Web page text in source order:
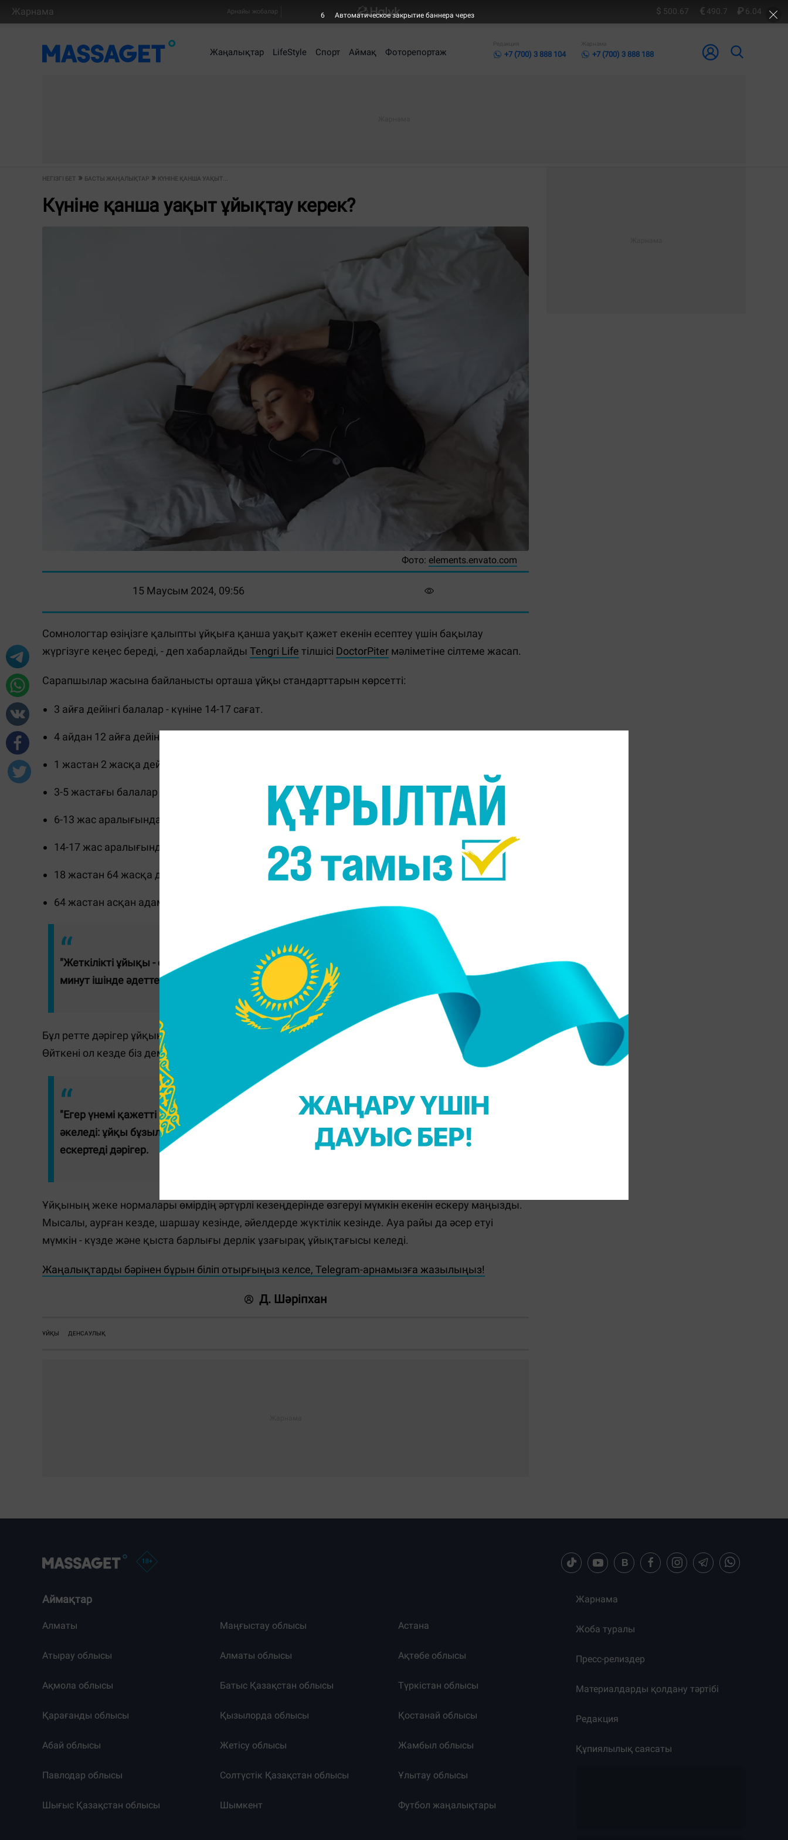
Жарнама Арнайы жобалар 500.67 490.7 6.04
Жаңалықтар LifeStyle Спорт Аймақ Фоторепортаж
Редакция
+7 (700) 3 888 104
Жарнама
+7 (700) 3 888 188
НЕГІЗГІ БЕТ БАСТЫ ЖАҢАЛЫҚТАР КҮНІНЕ ҚАНША УАҚЫТ...
Күніне қанша уақыт ұйықтау керек?
Фото: elements.envato.com
15 Маусым 2024, 09:56
Сомнологтар өзіңізге қалыпты ұйқыға қанша уақыт қажет екенін есептеу үшін бақылау
жүргізуге кеңес береді, - деп хабарлайды Tengri Life тілшісі DoctorPiter мәліметіне сілтеме жасап.
Сарапшылар жасына байланысты орташа ұйқы стандарттарын көрсетті:
3 айға дейінгі балалар - күніне 14-17 сағат.
4 айдан 12 айға дейінгі балалар - 12-15 сағат.
1 жастан 2 жасқа дейінгі балалар – 11-14 сағат.
3-5 жастағы балалар - 10-13 сағат.
6-13 жас аралығындағы балалар - 9-11 сағат.
14-17 жас аралығындағы жасөспірімдер – 8-10 сағат.
18 жастан 64 жасқа дейінгі ересектер - 7-9 сағат.
64 жастан асқан адамдар – 7-8 сағат.
"Жеткілікті ұйықы - ол кешке 15 минут ішінде ұйықтап кету және таңертең оянғанда 15
минут ішінде әдеттегі іс-әрекеттерге қосылып кету", - дейді сомнологтар.
Бұл ретте дәрігер ұйқының нормасын демалыс кезінде анықтауға тырыспауға кеңес береді.
Өйткені ол кезде біз демаламыз және төсекте қажет болғаннан көп уақыт өткізгіміз келеді.
"Егер үнемі қажетті мөлшерден ұзағырақ ұйықтасаңыз, бұл ұйқы сапасының төмендеуіне
әкеледі: ұйқы бұзылады, содан кейін созылмалы ұйқысыздық пайда болады", - деп
ескертеді дәрігер.
Ұйқының жеке нормалары өмірдің әртүрлі кезеңдерінде өзгеруі мүмкін екенін ескеру маңызды.
Мысалы, аурған кезде, шаршау кезінде, әйелдерде жүктілік кезінде. Ауа райы да әсер етуі
мүмкін - күзде және қыста барлығы дерлік ұзағырақ ұйықтағысы келеді.
Жаңалықтарды бәрінен бұрын біліп отырғыңыз келсе, Telegram-арнамызға жазылыңыз!
Д. Шәріпхан
ҰЙҚЫ ДЕНСАУЛЫҚ
Аймақтар
Алматы Маңғыстау облысы Астана
Атырау облысы Алматы облысы Ақтөбе облысы
Ақмола облысы Батыс Қазақстан облысы Түркістан облысы
Қарағанды облысы Қызылорда облысы Қостанай облысы
Абай облысы Жетісу облысы Жамбыл облысы
Павлодар облысы Солтүстік Қазақстан облысы Ұлытау облысы
Шығыс Қазақстан облысы Шымкент Футбол жаңалықтары
Жарнама
Жоба туралы
Пресс-релиздер
Материалдарды қолдану тәртібі
Редакция
Құпиялылық саясаты
5 Автоматическое закрытие баннера через